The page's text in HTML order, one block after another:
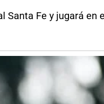
Santa Fe y jugará en